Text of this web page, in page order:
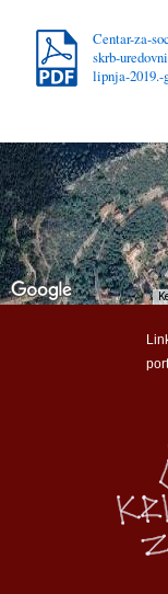
Centar-za-
skrb-
lipnja-2019.-